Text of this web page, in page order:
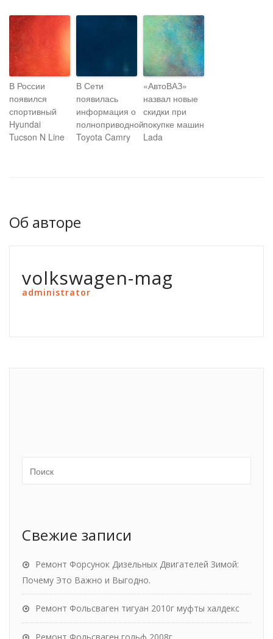
В России
появился
спортивный
Hyundai
Tucson N Line
В Сети
появилась
информация о
полноприводной
Toyota Camry
«АвтоВАЗ»
назвал новые
скидки при
покупке машин
Lada
Об авторе
volkswagen-mag
administrator
Свежие записи
Ремонт Форсунок Дизельных Двигателей Зимой:
Почему Это Важно и Выгодно.
Ремонт Фольсваген тигуан 2010г муфты халдекс